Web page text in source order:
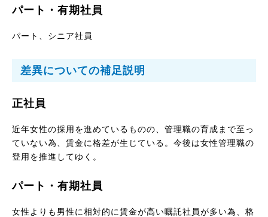
パート・有期社員
パート、シニア社員
差異についての補足説明
正社員
近年女性の採用を進めているものの、管理職の育成まで至っ
ていない為、賃金に格差が生じている。今後は女性管理職の
登用を推進してゆく。
パート・有期社員
女性よりも男性に相対的に賃金が高い嘱託社員が多い為、格